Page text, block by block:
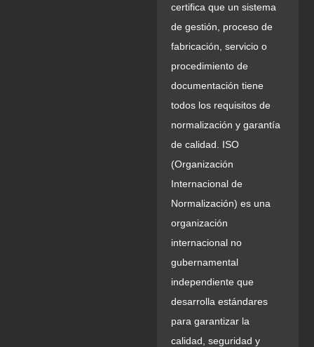
certifica que un sistema
de gestión, proceso de
fabricación, servicio o
procedimiento de
documentación tiene
todos los requisitos de
normalización y garantía
de calidad. ISO
(Organización
Internacional de
Normalización) es una
organización
internacional no
gubernamental
independiente que
desarrolla estándares
para garantizar la
calidad, seguridad y